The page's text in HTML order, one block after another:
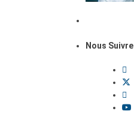
Nous Suivre